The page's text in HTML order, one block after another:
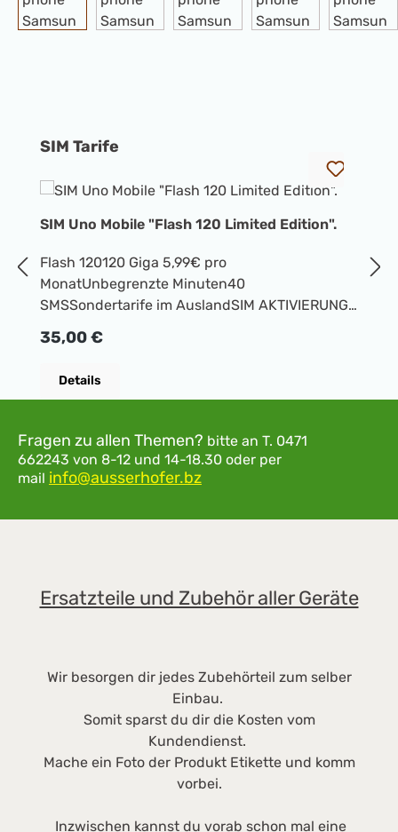
Produktgalerie überspringen
SIM Tarife
SIM Uno Mobile "Flash 120 Limited Edition".
Flash 120120 Giga 5,99€ pro
MonatUnbegrenzte Minuten40
SMSSondertarife im AuslandSIM AKTIVIERUNG
Regulärer Preis:
35,00 €
Details
Fragen zu allen Themen? bitte an T. 0471
662243 von 8-12 und 14-18.30 oder per
mail info@ausserhofer.bz
Ersatzteile und Zubehör aller Geräte
Wir besorgen dir jedes Zubehörteil zum selber
Einbau.
Somit sparst du dir die Kosten vom
Kundendienst.
Mache ein Foto der Produkt Etikette und komm
vorbei.
Inzwischen kannst du vorab schon mal eine